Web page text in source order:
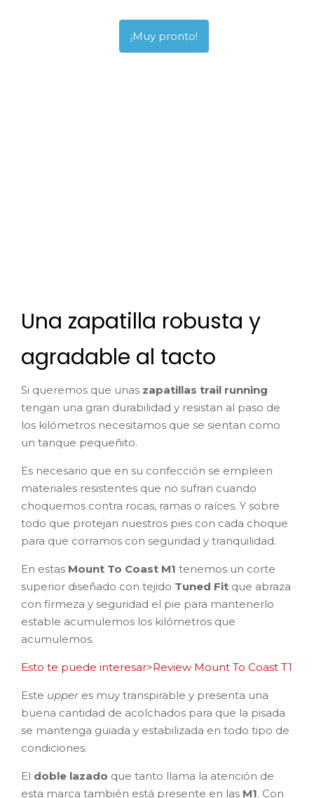
¡Muy pronto!
Una zapatilla robusta y
agradable al tacto
Si queremos que unas zapatillas trail running
tengan una gran durabilidad y resistan al paso de
los kilómetros necesitamos que se sientan como
un tanque pequeñito.
Es necesario que en su confección se empleen
materiales resistentes que no sufran cuando
choquemos contra rocas, ramas o raíces. Y sobre
todo que protejan nuestros pies con cada choque
para que corramos con seguridad y tranquilidad.
En estas Mount To Coast M1 tenemos un corte
superior diseñado con tejido Tuned Fit que abraza
con firmeza y seguridad el pie para mantenerlo
estable acumulemos los kilómetros que
acumulemos.
Esto te puede interesar>Review Mount To Coast T1
Este upper es muy transpirable y presenta una
buena cantidad de acolchados para que la pisada
se mantenga guiada y estabilizada en todo tipo de
condiciones.
El doble lazado que tanto llama la atención de
esta marca también está presente en las M1. Con